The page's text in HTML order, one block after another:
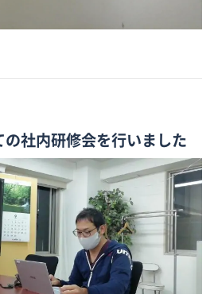
社内研修会を行いました